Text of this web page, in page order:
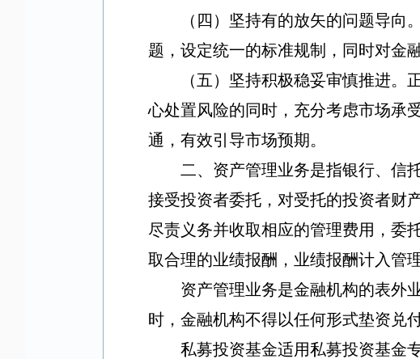
（四）坚持有的放矢的问题导
题，设定统一的标准规制，同时对金
（五）坚持积极稳妥审慎推进
心处置风险的同时，充分考虑市场承
通，有效引导市场预期。
二、资产管理业务是指银行、信
接受投资者委托，对受托的投资者财
尽责义务并收取相应的管理费用，委
取合理的业绩报酬，业绩报酬计入管
资产管理业务是金融机构的表外
时，金融机构不得以任何形式垫资兑
私募投资基金适用私募投资基金